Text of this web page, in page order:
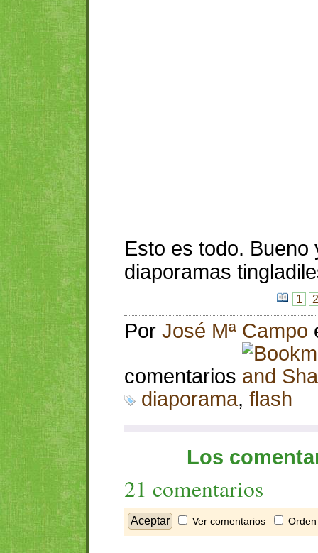
Esto es todo.
diaporamas
1
Por José Mª Campo
comentarios
diaporama, flash
Los
21 comentarios
Ver comentarios